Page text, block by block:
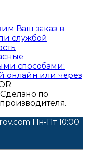
Ваш заказ в
службой
способами:
онлайн или через
по
Пн-Пт 10:00